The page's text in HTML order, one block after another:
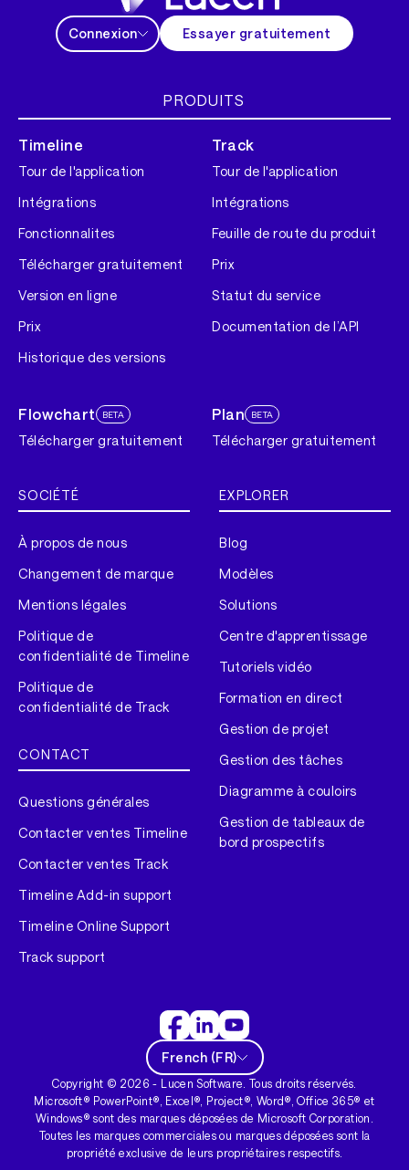
Connexion Essayer gratuitement
PRODUITS
Timeline
Tour de l'application
Intégrations
Fonctionnalites
Télécharger gratuitement
Version en ligne
Prix
Historique des versions
Track
Tour de l'application
Intégrations
Feuille de route du produit
Prix
Statut du service
Documentation de l’API
Flowchart BETA
Télécharger gratuitement
Plan BETA
Télécharger gratuitement
SOCIÉTÉ
À propos de nous
Changement de marque
Mentions légales
Politique de
confidentialité de Timeline
Politique de
confidentialité de Track
CONTACT
Questions générales
Contacter ventes Timeline
Contacter ventes Track
Timeline Add-in support
Timeline Online Support
Track support
EXPLORER
Blog
Modèles
Solutions
Centre d'apprentissage
Tutoriels vidéo
Formation en direct
Gestion de projet
Gestion des tâches
Diagramme à couloirs
Gestion de tableaux de
bord prospectifs
French (FR)
Copyright © 2026 - Lucen Software. Tous droits réservés.
Microsoft® PowerPoint®, Excel®, Project®, Word®, Office 365® et
Windows® sont des marques déposées de Microsoft Corporation.
Toutes les marques commerciales ou marques déposées sont la
propriété exclusive de leurs propriétaires respectifs.